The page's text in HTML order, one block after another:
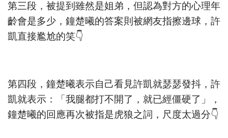
第三段，被提到雖然是姐弟，但認為對方的心理年
齡會是多少，鐘楚曦的答案則被網友指擦邊球，許
凱直接尷尬的笑👇
第四段，鐘楚曦表示自己看見許凱就瑟瑟發抖，許
凱就表示：「我腿都打不開了，就已經僵硬了」，
鐘楚曦的回應再次被指是虎狼之詞，尺度太過分👇